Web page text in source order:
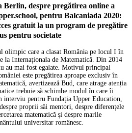
despre pregătirea online a
pentru Balcaniada 2020:
gratuit la un program de pregătire
pentru societate
olimpic care a clasat România pe locul I în
la Internaționala de Matematică. Din 2014
au mai fost egalate. Motivul principal
este pregătirea aproape exclusiv în
avertizează Bud, care atrage atenția
trebuie să schimbe modul în care îi
interviu pentru Fundația Upper Education,
proprii săi mentori, despre diferențele
matematică și despre marile
universitar românesc.